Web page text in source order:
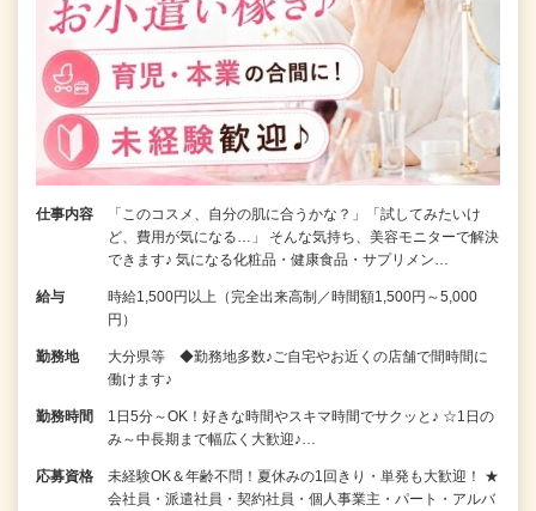
仕事内容
「このコスメ、自分の肌に合うかな？」「試してみたいけ
ど、費用が気になる…」 そんな気持ち、美容モニターで解決
できます♪ 気になる化粧品・健康食品・サプリメン…
給与
時給1,500円以上（完全出来高制／時間額1,500円～5,000
円）
勤務地
大分県等 ◆勤務地多数♪ご自宅やお近くの店舗で間時間に
働けます♪
勤務時間
1日5分～OK！好きな時間やスキマ時間でサクッと♪ ☆1日の
み～中長期まで幅広く大歓迎♪…
応募資格
未経験OK＆年齢不問！夏休みの1回きり・単発も大歓迎！ ★
会社員・派遣社員・契約社員・個人事業主・パート・アルバ